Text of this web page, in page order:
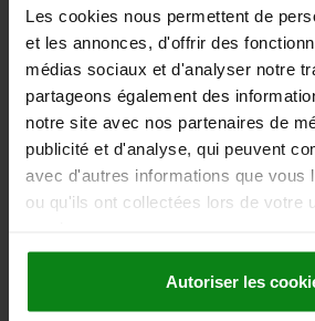
Les cookies nous permettent de
et les annonces, d'offrir des
médias sociaux et d'analyser notre
partageons également des
notre site avec nos partenaires de
publicité et d'analyse, qui peuvent
avec d'autres informations que vous
ou qu'ils ont collectées lors de votre
Autoriser les
DÉTAILS
CAO
TÉLÉCHARGEMENTS
D'autres
également